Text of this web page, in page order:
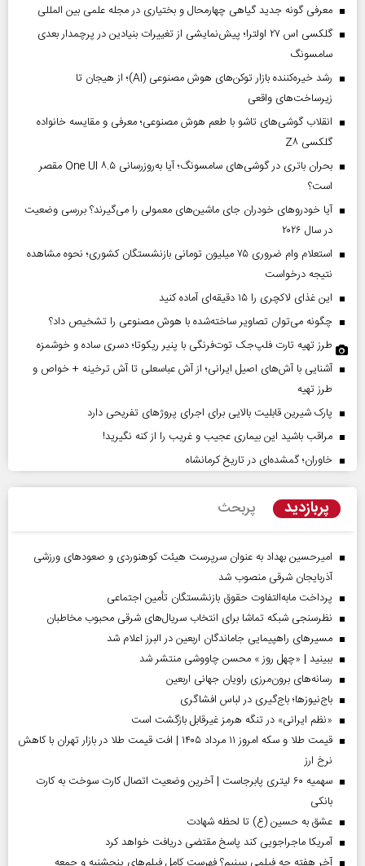
معرفی گونه جدید گیاهی چهارمحال و بختیاری در مجله علمی بین المللی
گلکسی اس ۲۷ اولترا؛ پیش‌نمایشی از تغییرات بنیادین در پرچمدار بعدی
سامسونگ
رشد خیره‌کننده بازار توکن‌های هوش مصنوعی (AI)؛ از هیجان تا
زیرساخت‌های واقعی
انقلاب گوشی‌های تاشو‌ با طعم هوش مصنوعی؛ معرفی و مقایسه خانواده
گلکسی Z۸
بحران باتری در گوشی‌های سامسونگ؛ آیا به‌روزرسانی One UI ۸.۵ مقصر
است؟
آیا خودروهای خودران جای ماشین‌های معمولی را می‌گیرند؟ بررسی وضعیت
در سال ۲۰۲۶
استعلام وام ضروری ۷۵ میلیون تومانی بازنشستگان کشوری؛ نحوه مشاهده
نتیجه درخواست
این غذای لاکچری را ۱۵ دقیقه‌ای آماده کنید
چگونه می‌توان تصاویر ساخته‌شده با هوش مصنوعی را تشخیص داد؟
طرز تهیه تارت فلپ‌جک توت‌فرنگی با پنیر ریکوتا؛ دسری ساده و خوشمزه
آشنایی با آش‌های اصیل ایرانی؛ از آش عباسعلی تا آش ترخینه + خواص و
طرز تهیه
پارک شیرین قابلیت‌ بالایی برای اجرای پروژهای تفریحی دارد
مراقب باشید این بیماری عجیب و غریب را از کنه نگیرید!
خاوران؛ گمشده‌ای در تاریخ کرمانشاه
پربازدید پربحث
امیرحسین بهداد به عنوان سرپرست هیئت کوهنوردی و صعودهای ورزشی
آذربایجان شرقی منصوب شد
پرداخت مابه‌التفاوت حقوق بازنشستگان تأمین اجتماعی
نظرسنجی شبکه تماشا برای انتخاب سریال‌های شرقی محبوب مخاطبان
مسیر‌های راهپیمایی جاماندگان اربعین در البرز اعلام شد
ببینید | «چهل روز » محسن چاووشی منتشر شد
رسانه‌های برون‌مرزی راویان جهانی اربعین
باج‌نیوزها؛ باج‌گیری در لباس افشاگری
«نظم ایرانی» در تنگه هرمز غیرقابل بازگشت است
قیمت طلا و سکه امروز ۱۱ مرداد ۱۴۰۵ | افت قیمت طلا در بازار تهران با کاهش
نرخ ارز
سهمیه ۶۰ لیتری پابرجاست | آخرین وضعیت اتصال کارت سوخت به کارت
بانکی
عشق به حسین (ع) تا لحظه شهادت
آمریکا ماجراجویی کند پاسخ مقتضی دریافت خواهد کرد